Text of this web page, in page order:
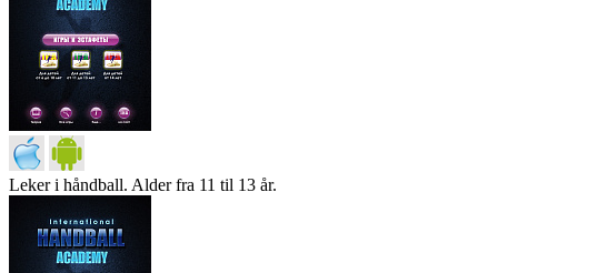
Leker i håndball. Alder fra 11 til 13 år.